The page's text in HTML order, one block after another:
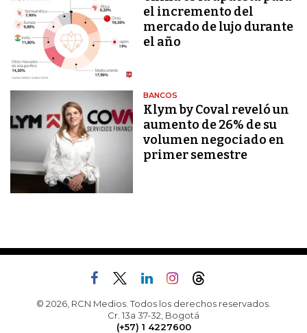
el incremento del
mercado de lujo durante
el año
BANCOS
Klym by Coval reveló un
aumento de 26% de su
volumen negociado en
primer semestre
© 2026, RCN Medios. Todos los derechos reservados.
Cr. 13a 37-32, Bogotá
(+57) 1 4227600